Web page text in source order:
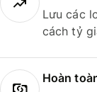
Lưu các
cách tỷ
Hoàn